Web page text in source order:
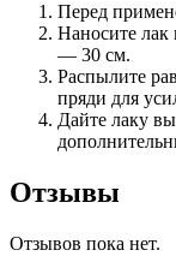
Перед
Наносите лак
— 30 см.
Распылите
пряди для
Дайте лаку
Отзывы
Отзывов пока нет.